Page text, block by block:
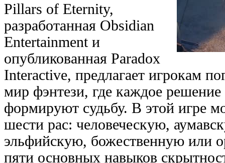
Pillars of Eternity,
разработанная Obsidian
Entertainment и
опубликованная Paradox
Interactive, предлагает игрокам
мир фэнтези, где каждое
формируют судьбу. В этой игре
шести рас: человеческую,
эльфийскую, божественную или
пяти основных навыков